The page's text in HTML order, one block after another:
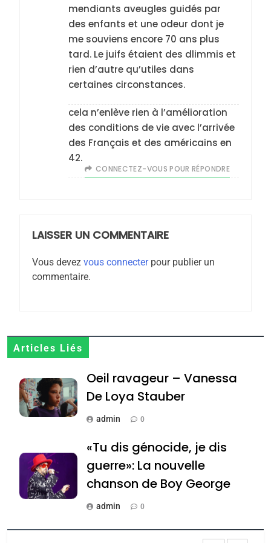
mendiants aveugles guidés par
des enfants et une odeur dont je
me souviens encore 70 ans plus
tard. Le juifs étaient des dlimmis et
rien d’autre qu’utiles dans
certaines circonstances.
cela n’enlève rien à l’amélioration
des conditions de vie avec l’arrivée
des Français et des américains en
42.
CONNECTEZ-VOUS POUR RÉPONDRE
LAISSER UN COMMENTAIRE
Vous devez vous connecterpour publier un
commentaire.
Articles Liés
Oeil ravageur – Vanessa
De Loya Stauber
admin 0
«Tu dis génocide, je dis
guerre»: La nouvelle
chanson de Boy George
admin 0
Tout sur la Nostalgie
2025, l’année la plus
meurtrière selon le
l’antisémitisme
MA JUDAÏTE par Thérèse
ISRAÉL JUDAISME
7
8
Tafraout, le miel de Tadla
Azilal consacrés produits
du terroir
DAFINA MAROC
Oeil ravageur – Vanessa
De Loya Stauber
guerre»: La nouvelle